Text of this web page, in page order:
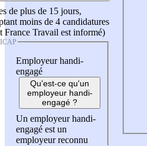
de plus de 15 jours,
moins de 4 candidatures
France Travail est informé)
Employeur handi-
engagé
Qu'est-ce qu'un
employeur handi-
engagé ?
Un employeur handi-
engagé est un
employeur reconnu